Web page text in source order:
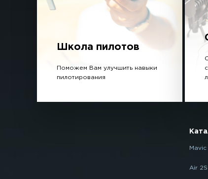
Школа пилотов
Поможем Вам улучшить навыки
пилотирования
Mavic
Air 2S